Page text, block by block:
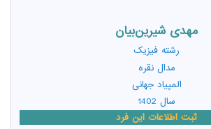
مهدی شیرین‌بیان
رشته فیزیک
مدال نقره
المپیاد جهانی
سال 1402
ثبت اطلاعات این فرد